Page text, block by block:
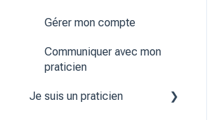
Gérer mon compte
Communiquer avec mon
praticien
Je suis un praticien